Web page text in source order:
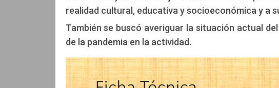
realidad cultural, educativa y socioeconómica y a
También se buscó averiguar la situación actual
de la pandemia en la actividad.